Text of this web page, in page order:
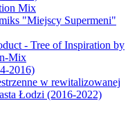
Mix
"Miejscy Supermeni"
- Tree of Inspiration by
Mix
2016)
w rewitalizowanej
Łodzi (2016-2022)